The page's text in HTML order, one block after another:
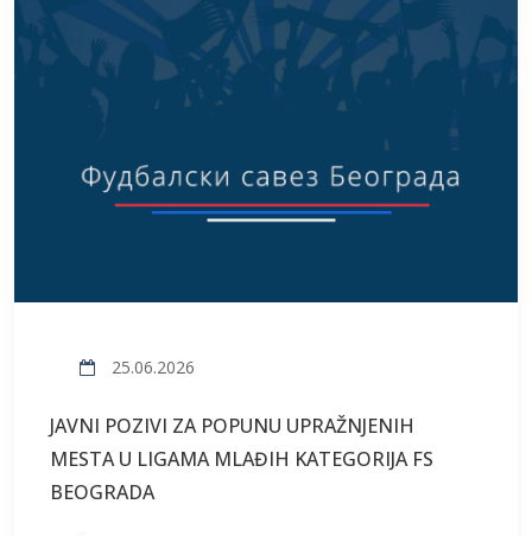
25.06.2026
JAVNI POZIVI ZA POPUNU UPRAŽNJENIH
MESTA U LIGAMA MLAĐIH KATEGORIJA FS
BEOGRADA